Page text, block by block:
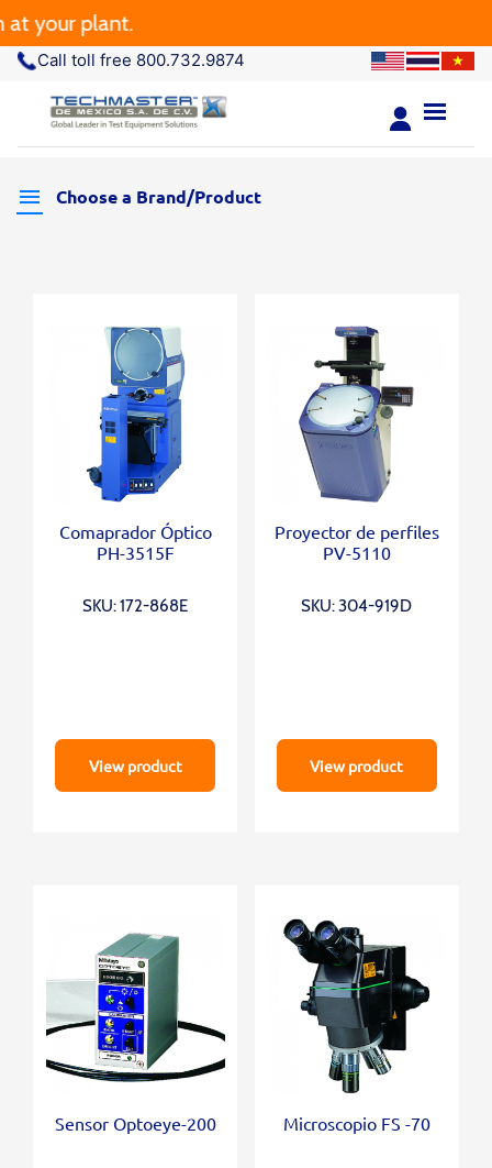
your plant.
Call toll free 800.732.9874
Comaprador Óptico
PH-3515F
SKU: 172-868E
View product
Proyector de perfiles
PV-5110
SKU: 304-919D
View product
Sensor Optoeye-200 Microscopio FS -70
Choose a Brand/Product